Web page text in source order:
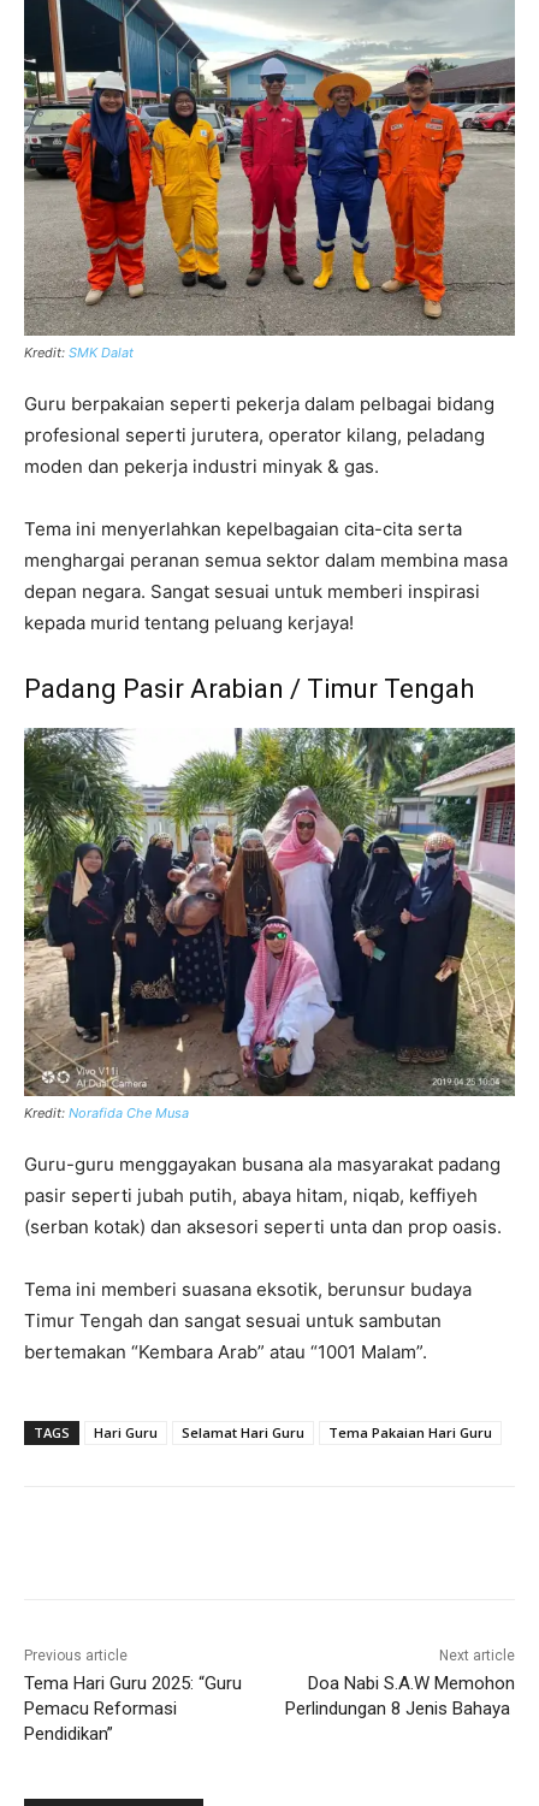
Kredit: SMK Dalat
Guru berpakaian seperti pekerja dalam pelbagai bidang
profesional seperti jurutera, operator kilang, peladang
moden dan pekerja industri minyak & gas.
Tema ini menyerlahkan kepelbagaian cita-cita serta
menghargai peranan semua sektor dalam membina masa
depan negara. Sangat sesuai untuk memberi inspirasi
kepada murid tentang peluang kerjaya!
Padang Pasir Arabian / Timur Tengah
Kredit: Norafida Che Musa
Guru-guru menggayakan busana ala masyarakat padang
pasir seperti jubah putih, abaya hitam, niqab, keffiyeh
(serban kotak) dan aksesori seperti unta dan prop oasis.
Tema ini memberi suasana eksotik, berunsur budaya
Timur Tengah dan sangat sesuai untuk sambutan
bertemakan “Kembara Arab” atau “1001 Malam”.
TAGS Hari Guru Selamat Hari Guru Tema Pakaian Hari Guru
Previous article
Tema Hari Guru 2025: “Guru
Pemacu Reformasi
Pendidikan”
Next article
Doa Nabi S.A.W Memohon
Perlindungan 8 Jenis Bahaya